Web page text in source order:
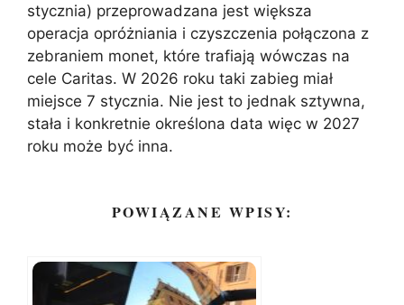
stycznia) przeprowadzana jest większa
operacja opróżniania i czyszczenia połączona z
zebraniem monet, które trafiają wówczas na
cele Caritas. W 2026 roku taki zabieg miał
miejsce 7 stycznia. Nie jest to jednak sztywna,
stała i konkretnie określona data więc w 2027
roku może być inna.
POWIĄZANE WPISY: